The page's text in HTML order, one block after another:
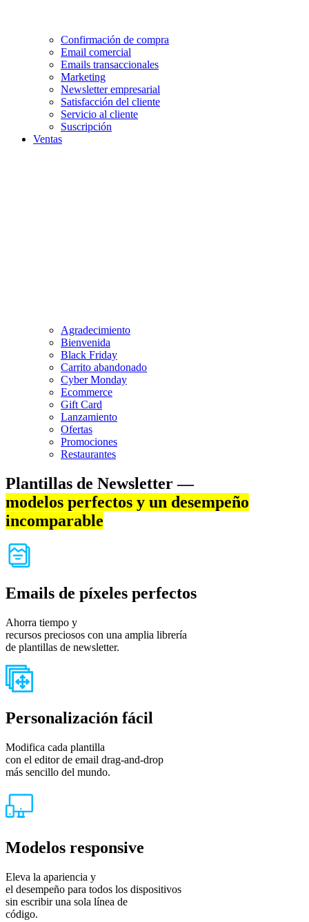
Confirmación de compra
Email comercial
Emails transaccionales
Marketing
Newsletter empresarial
Satisfacción del cliente
Servicio al cliente
Suscripción
Ventas
Agradecimiento
Bienvenida
Black Friday
Carrito abandonado
Cyber Monday
Ecommerce
Gift Card
Lanzamiento
Ofertas
Promociones
Restaurantes
Plantillas de Newsletter —
modelos perfectos y un desempeño
incomparable
Emails de píxeles perfectos
Ahorra tiempo y
recursos preciosos con una amplia librería
de plantillas de newsletter.
Personalización fácil
Modifica cada plantilla
con el editor de email drag-and-drop
más sencillo del mundo.
Modelos responsive
Eleva la apariencia y
el desempeño para todos los dispositivos
sin escribir una sola línea de
código.